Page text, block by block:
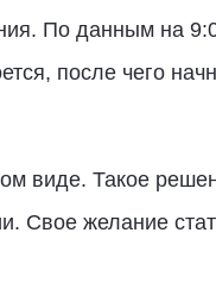
По данным на
после чего
виде. Такое
Свое желание